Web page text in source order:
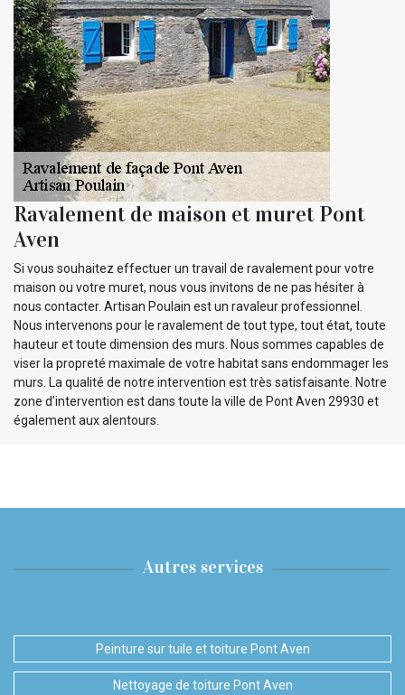
Ravalement de maison et muret Pont
Aven
Si vous souhaitez effectuer un travail de ravalement pour votre
maison ou votre muret, nous vous invitons de ne pas hésiter à
nous contacter. Artisan Poulain est un ravaleur professionnel.
Nous intervenons pour le ravalement de tout type, tout état, toute
hauteur et toute dimension des murs. Nous sommes capables de
viser la propreté maximale de votre habitat sans endommager les
murs. La qualité de notre intervention est très satisfaisante. Notre
zone d’intervention est dans toute la ville de Pont Aven 29930 et
également aux alentours.
Autres services
Peinture sur tuile et toiture Pont Aven
Nettoyage de toiture Pont Aven